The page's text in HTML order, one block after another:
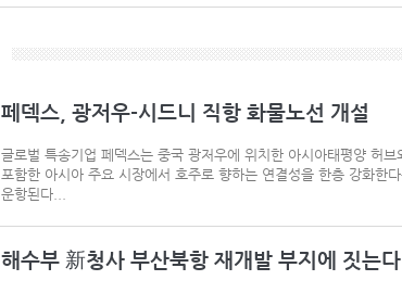
페덱스, 광저우-시드니 직항 화물노선 개설
글로벌 특송기업 페덱스는 중국 광저우에 위치한 아시아태평양 허
포함한 아시아 주요 시장에서 호주로 향하는 연결성을 한층 강화한
운항된다...
해수부 新청사 부산북항 재개발 부지에 짓는